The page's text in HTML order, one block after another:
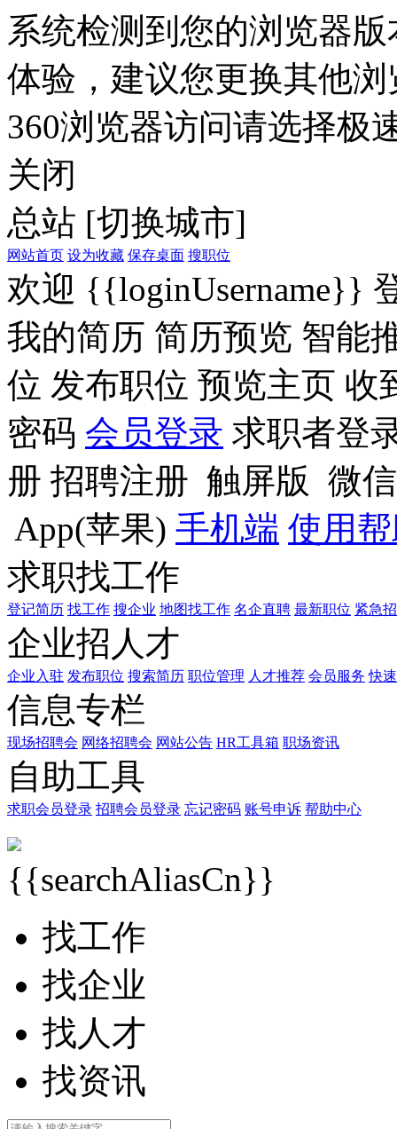
系统检测到您的浏览器
体验，建议您更换其他
360浏览器访问请选择极
关闭
总站 [切换城市]
网站首页 设为收藏 保存桌面 搜职位
欢迎 {{loginUsername}}
我的简历 简历预览 智能
位 发布职位 预览主页 收
密码 会员登录 求职者登
册 招聘注册 触屏版 微
App(苹果) 手机端 使用
求职找工作
登记简历 找工作 搜企业 地图找工作 名企直聘 最新职位 紧急
企业招人才
企业入驻 发布职位 搜索简历 职位管理 人才推荐 会员服务 快
信息专栏
现场招聘会 网络招聘会 网站公告 HR工具箱 职场资讯
自助工具
求职会员登录 招聘会员登录 忘记密码 账号申诉 帮助中心
{{searchAliasCn}}
找工作
找企业
找人才
找资讯